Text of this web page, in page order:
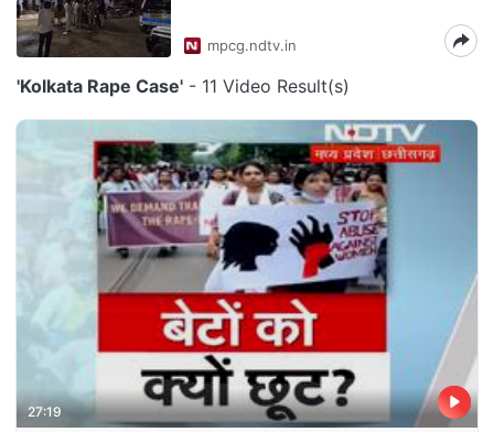
mpcg.ndtv.in
'Kolkata Rape Case' - 11 Video Result(s)
27:19